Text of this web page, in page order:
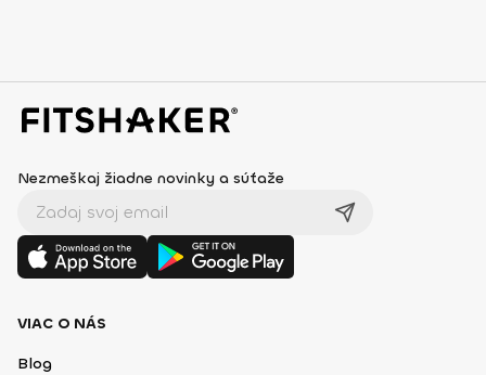
Nezmeškaj žiadne novinky a súťaže
VIAC O NÁS
Blog